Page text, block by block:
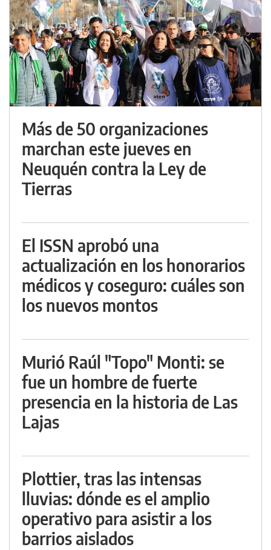
Más de 50 organizaciones
marchan este jueves en
Neuquén contra la Ley de
Tierras
El ISSN aprobó una
actualización en los honorarios
médicos y coseguro: cuáles son
los nuevos montos
Murió Raúl "Topo" Monti: se
fue un hombre de fuerte
presencia en la historia de Las
Lajas
Plottier, tras las intensas
lluvias: dónde es el amplio
operativo para asistir a los
barrios aislados